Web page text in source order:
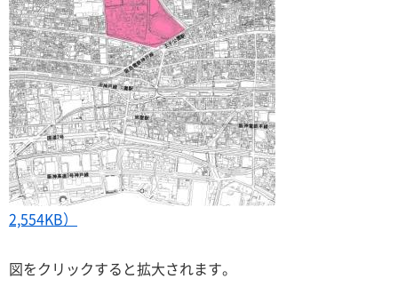
2,554KB）
図をクリックすると拡大されます。